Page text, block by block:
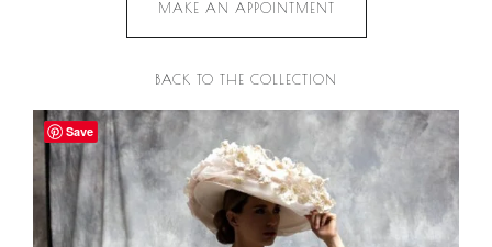
MAKE AN APPOINTMENT
BACK TO THE COLLECTION
Save